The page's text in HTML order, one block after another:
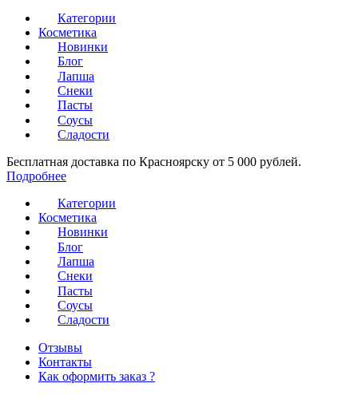
Категории
Косметика
Новинки
Блог
Лапша
Снеки
Пасты
Соусы
Сладости
Бесплатная доставка по Красноярску от 5 000 рублей.
Подробнее
Категории
Косметика
Новинки
Блог
Лапша
Снеки
Пасты
Соусы
Сладости
Отзывы
Контакты
Как оформить заказ ?